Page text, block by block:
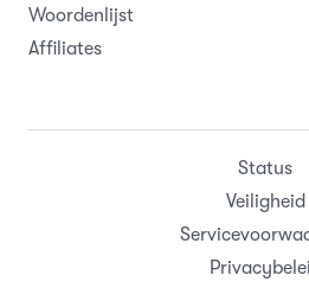
Woordenlijst
Affiliates
Status
Veiligheid